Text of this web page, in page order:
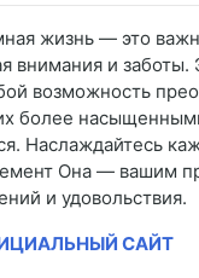
жизнь — это
внимания и заботы.
возможность
более
Наслаждайтесь
Она — вашим
и удовольствия.
САЙТ